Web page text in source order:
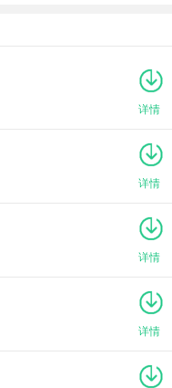
详情
详情
详情
详情